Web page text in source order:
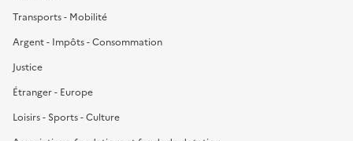
Transports - Mobilité
Argent - Impôts - Consommation
Justice
Étranger - Europe
Loisirs - Sports - Culture